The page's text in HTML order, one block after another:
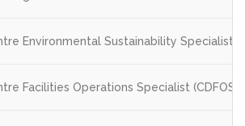
Environmental Sustainability Specialist
Facilities Operations Specialist